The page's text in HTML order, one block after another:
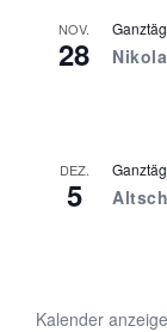
NOV.
28
DEZ.
5
Kalender